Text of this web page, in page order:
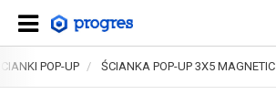
POP-UP ŚCIANKA POP-UP 3X5